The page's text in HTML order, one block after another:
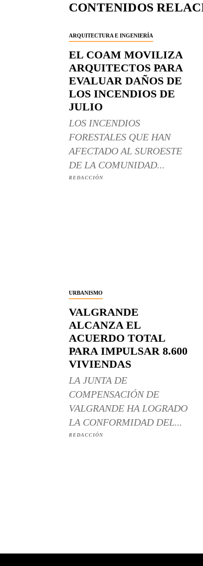
CONTENIDOS
ARQUITECTURA E INGENIERÍA
EL COAM MOVILIZA
ARQUITECTOS PARA
EVALUAR DAÑOS DE
LOS INCENDIOS DE
JULIO
LOS INCENDIOS
FORESTALES QUE HAN
AFECTADO AL SUROESTE
DE LA COMUNIDAD...
REDACCIÓN
URBANISMO
VALGRANDE
ALCANZA EL
ACUERDO TOTAL
PARA IMPULSAR 8.600
VIVIENDAS
LA JUNTA DE
COMPENSACIÓN DE
VALGRANDE HA LOGRADO
LA CONFORMIDAD DEL...
REDACCIÓN